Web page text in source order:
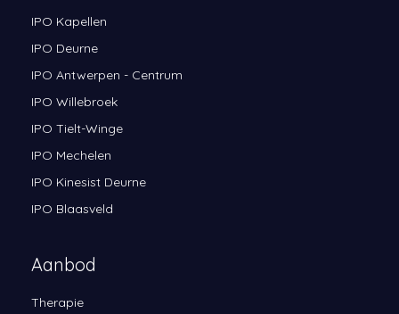
IPO Kapellen
IPO Deurne
IPO Antwerpen - Centrum
IPO Willebroek
IPO Tielt-Winge
IPO Mechelen
IPO Kinesist Deurne
IPO Blaasveld
Aanbod
Therapie